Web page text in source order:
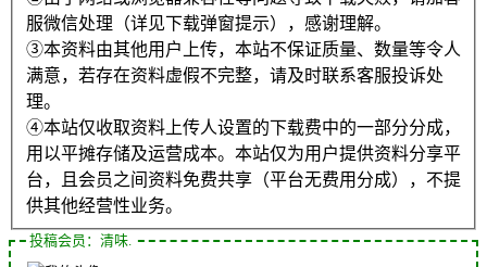
服微信处理（详见下载弹窗提示），感谢理解。
③本资料由其他用户上传，本站不保证质量、数量等令人
满意，若存在资料虚假不完整，请及时联系客服投诉处
理。
④本站仅收取资料上传人设置的下载费中的一部分分成，
用以平摊存储及运营成本。本站仅为用户提供资料分享平
台，且会员之间资料免费共享（平台无费用分成），不提
供其他经营性业务。
投稿会员：清味.